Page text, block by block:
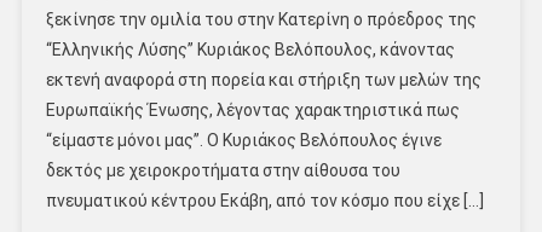
ξεκίνησε την ομιλία του στην Κατερίνη ο πρόεδρος της
“Ελληνικής Λύσης” Κυριάκος Βελόπουλος, κάνοντας
εκτενή αναφορά στη πορεία και στήριξη των μελών της
Ευρωπαϊκής Ένωσης, λέγοντας χαρακτηριστικά πως
“είμαστε μόνοι μας”. Ο Κυριάκος Βελόπουλος έγινε
δεκτός με χειροκροτήματα στην αίθουσα του
πνευματικού κέντρου Εκάβη, από τον κόσμο που είχε […]